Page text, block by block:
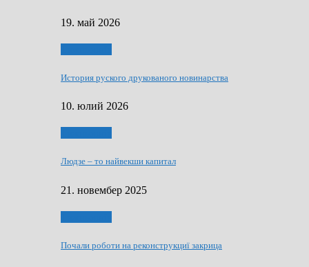
19. май 2026
История руского друкованого новинарства
10. юлий 2026
Людзе – то найвекши капитал
21. новембер 2025
Почали роботи на реконструкциї закрица